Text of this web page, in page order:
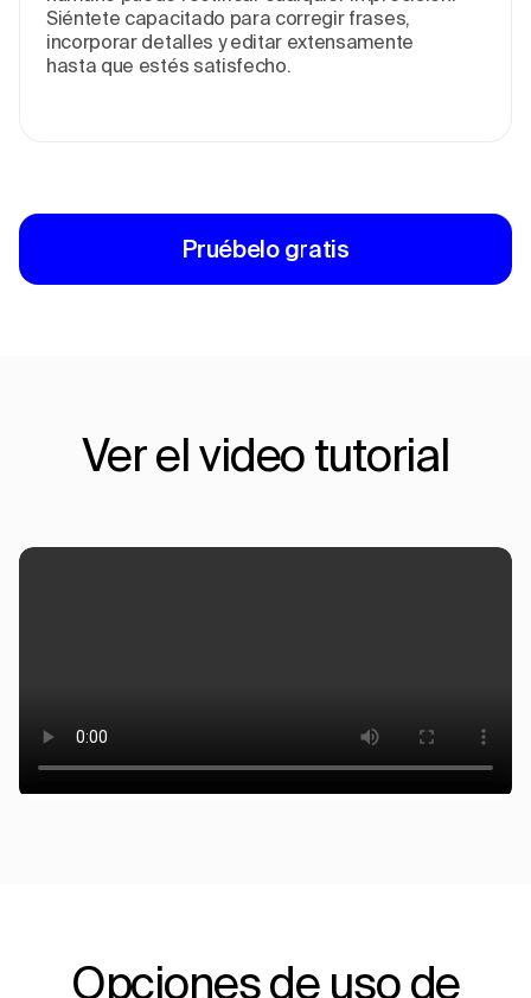
Siénte­te capacitado para corregir frases,
incorporar de­talles y editar exte­nsamente
hasta que e­stés satisfecho.
Pruébelo gratis
Ver el video tutorial
Opciones de uso de